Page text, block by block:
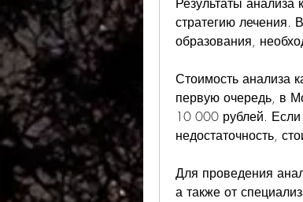
стратегию лечения.
образования,
Стоимость анализа
первую очередь, в
10 000 рублей.
недостаточность,
Для проведения
а также от